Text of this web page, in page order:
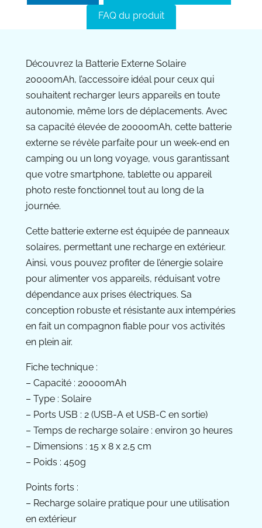
FAQ du produit
Découvrez la Batterie Externe Solaire
20000mAh, l’accessoire idéal pour ceux qui
souhaitent recharger leurs appareils en toute
autonomie, même lors de déplacements. Avec
sa capacité élevée de 20000mAh, cette batterie
externe se révèle parfaite pour un week-end en
camping ou un long voyage, vous garantissant
que votre smartphone, tablette ou appareil
photo reste fonctionnel tout au long de la
journée.
Cette batterie externe est équipée de panneaux
solaires, permettant une recharge en extérieur.
Ainsi, vous pouvez profiter de l’énergie solaire
pour alimenter vos appareils, réduisant votre
dépendance aux prises électriques. Sa
conception robuste et résistante aux intempéries
en fait un compagnon fiable pour vos activités
en plein air.
Fiche technique :
– Capacité : 20000mAh
– Type : Solaire
– Ports USB : 2 (USB-A et USB-C en sortie)
– Temps de recharge solaire : environ 30 heures
– Dimensions : 15 x 8 x 2,5 cm
– Poids : 450g
Points forts :
– Recharge solaire pratique pour une utilisation
en extérieur